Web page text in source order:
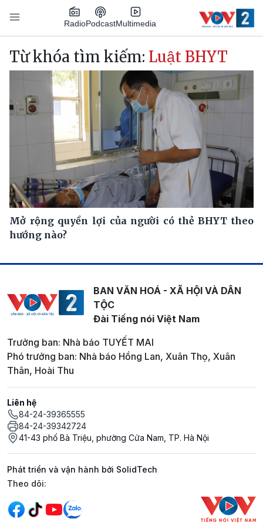
Nhảy đến nội dung
RadioPodcastMultimedia
Main navigation
Từ khóa tìm kiếm: Luật BHYT
Mở rộng quyền lợi của người có thẻ BHYT theo
hướng nào?
BAN VĂN HOÁ - XÃ HỘI VÀ DÂN
TỘC
Đài Tiếng nói Việt Nam
Trưởng ban: Nhà báo TUYẾT MAI
Phó trưởng ban: Nhà báo Hồng Lan, Xuân Thọ, Xuân
Thân, Hoài Thu
Liên hệ
84-24-39365555
84-24-39342724
41-43 phố Bà Triệu, phường Cửa Nam, TP. Hà Nội
Phát triển và vận hành bởi SolidTech
Mạng xã hội
Theo dõi: